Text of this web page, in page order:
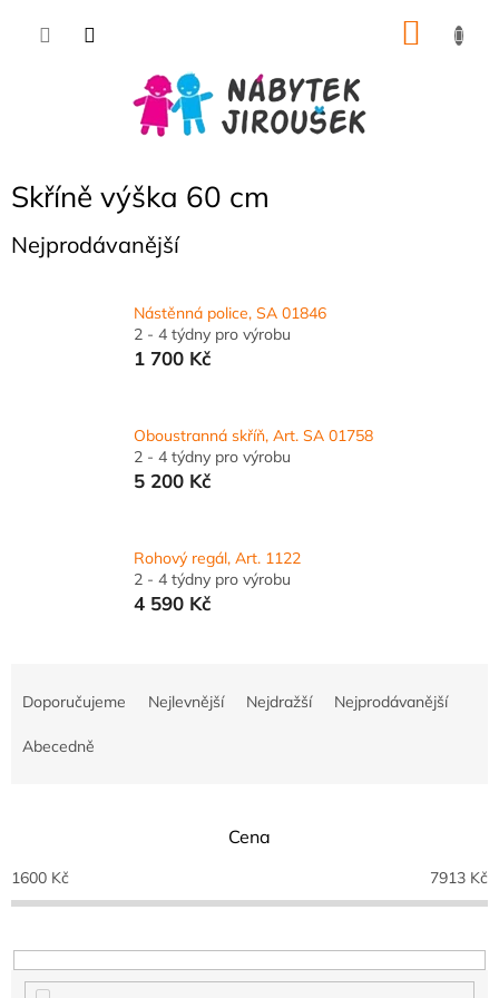
Skříně výška 60 cm
Nejprodávanější
Nástěnná police, SA 01846
2 - 4 týdny pro výrobu
1 700 Kč
Oboustranná skříň, Art. SA 01758
2 - 4 týdny pro výrobu
5 200 Kč
Rohový regál, Art. 1122
2 - 4 týdny pro výrobu
4 590 Kč
o
d
k
t
Doporučujeme Nejlevnější Nejdražší Nejprodávanější
Abecedně
Cena
1600 Kč 7913 Kč